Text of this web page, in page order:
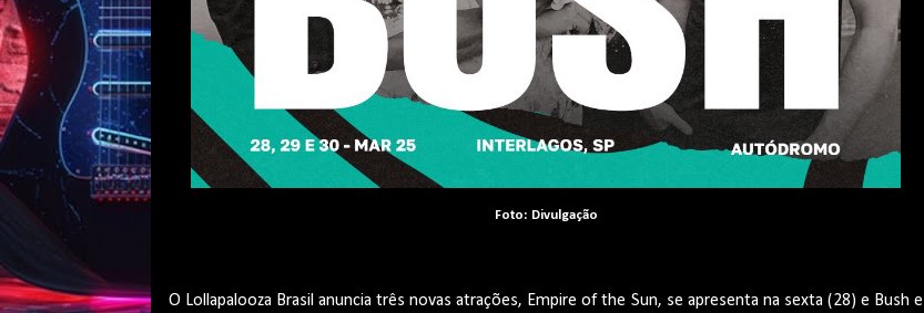
Foto: Divulgação
O Lollapalooza Brasil anuncia três novas atrações, Empire of the Sun, se apresenta na sexta (28) e Bush e